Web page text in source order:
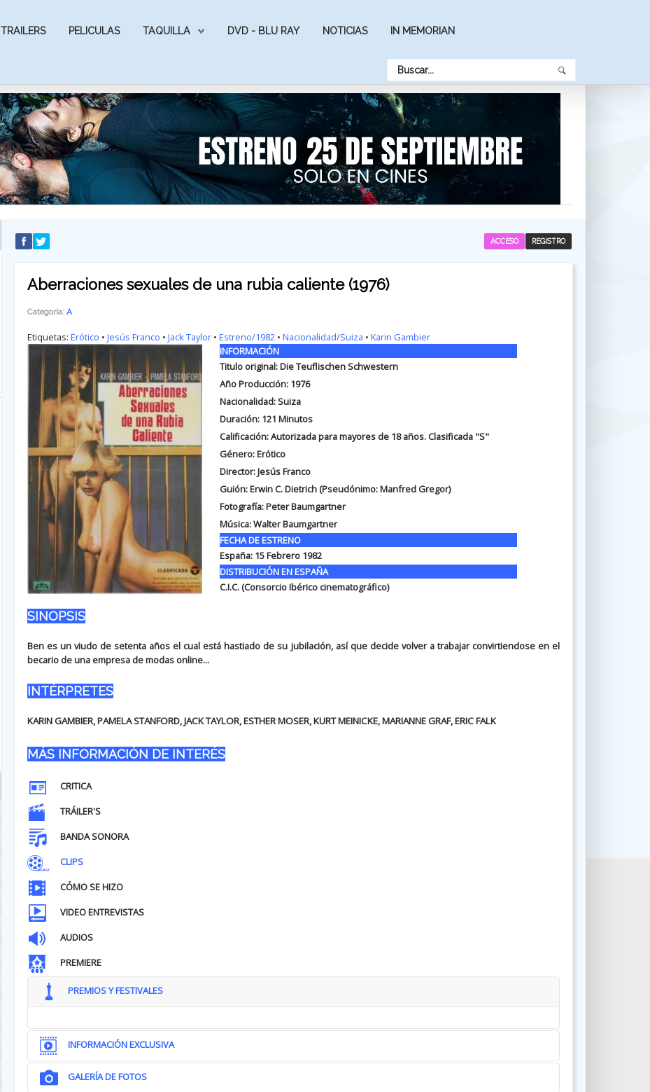
TRAILERS PELICULAS TAQUILLA DVD - BLU RAY NOTICIAS IN MEMORIAN
REGISTRO
ACCESO
Aberraciones sexuales de una rubia caliente (1976)
Categoría: A
Etiquetas: Erótico • Jesús Franco • Jack Taylor• Estreno/1982• Nacionalidad/Suiza • Karin Gambier
INFORMACIÓN
Titulo original:Die Teuflischen Schwestern
Año Producción: 1976
Nacionalidad: Suiza
Duración: 121 Minutos
Calificación: Autorizada para mayores de 18 años. Clasificada "S"
Género: Erótico
Director: Jesús Franco
Guión:Erwin C. Dietrich (Pseudónimo: Manfred Gregor)
Fotografía:Peter Baumgartner
Música:Walter Baumgartner
FECHA DE ESTRENO
España: 15 Febrero 1982
DISTRIBUCIÓN EN ESPAÑA
C.I.C. (Consorcio Ibérico cinematográfico)
SINOPSIS
Ben es un viudo de setenta años el cual está hastiado de su jubilación, así que decide volver a trabajar convirtiendose en el
becario de una empresa de modas online...
INTÉRPRETES
KARIN GAMBIER, PAMELA STANFORD, JACK TAYLOR, ESTHER MOSER, KURT MEINICKE, MARIANNE GRAF, ERIC FALK
MÁS INFORMACIÓN DE INTERÉS
CRITICA
TRÁILER'S
BANDA SONORA
CLIPS
CÓMO SE HIZO
VIDEO ENTREVISTAS
AUDIOS
PREMIERE
PREMIOS Y FESTIVALES
INFORMACIÓN EXCLUSIVA
GALERÍA DE FOTOS